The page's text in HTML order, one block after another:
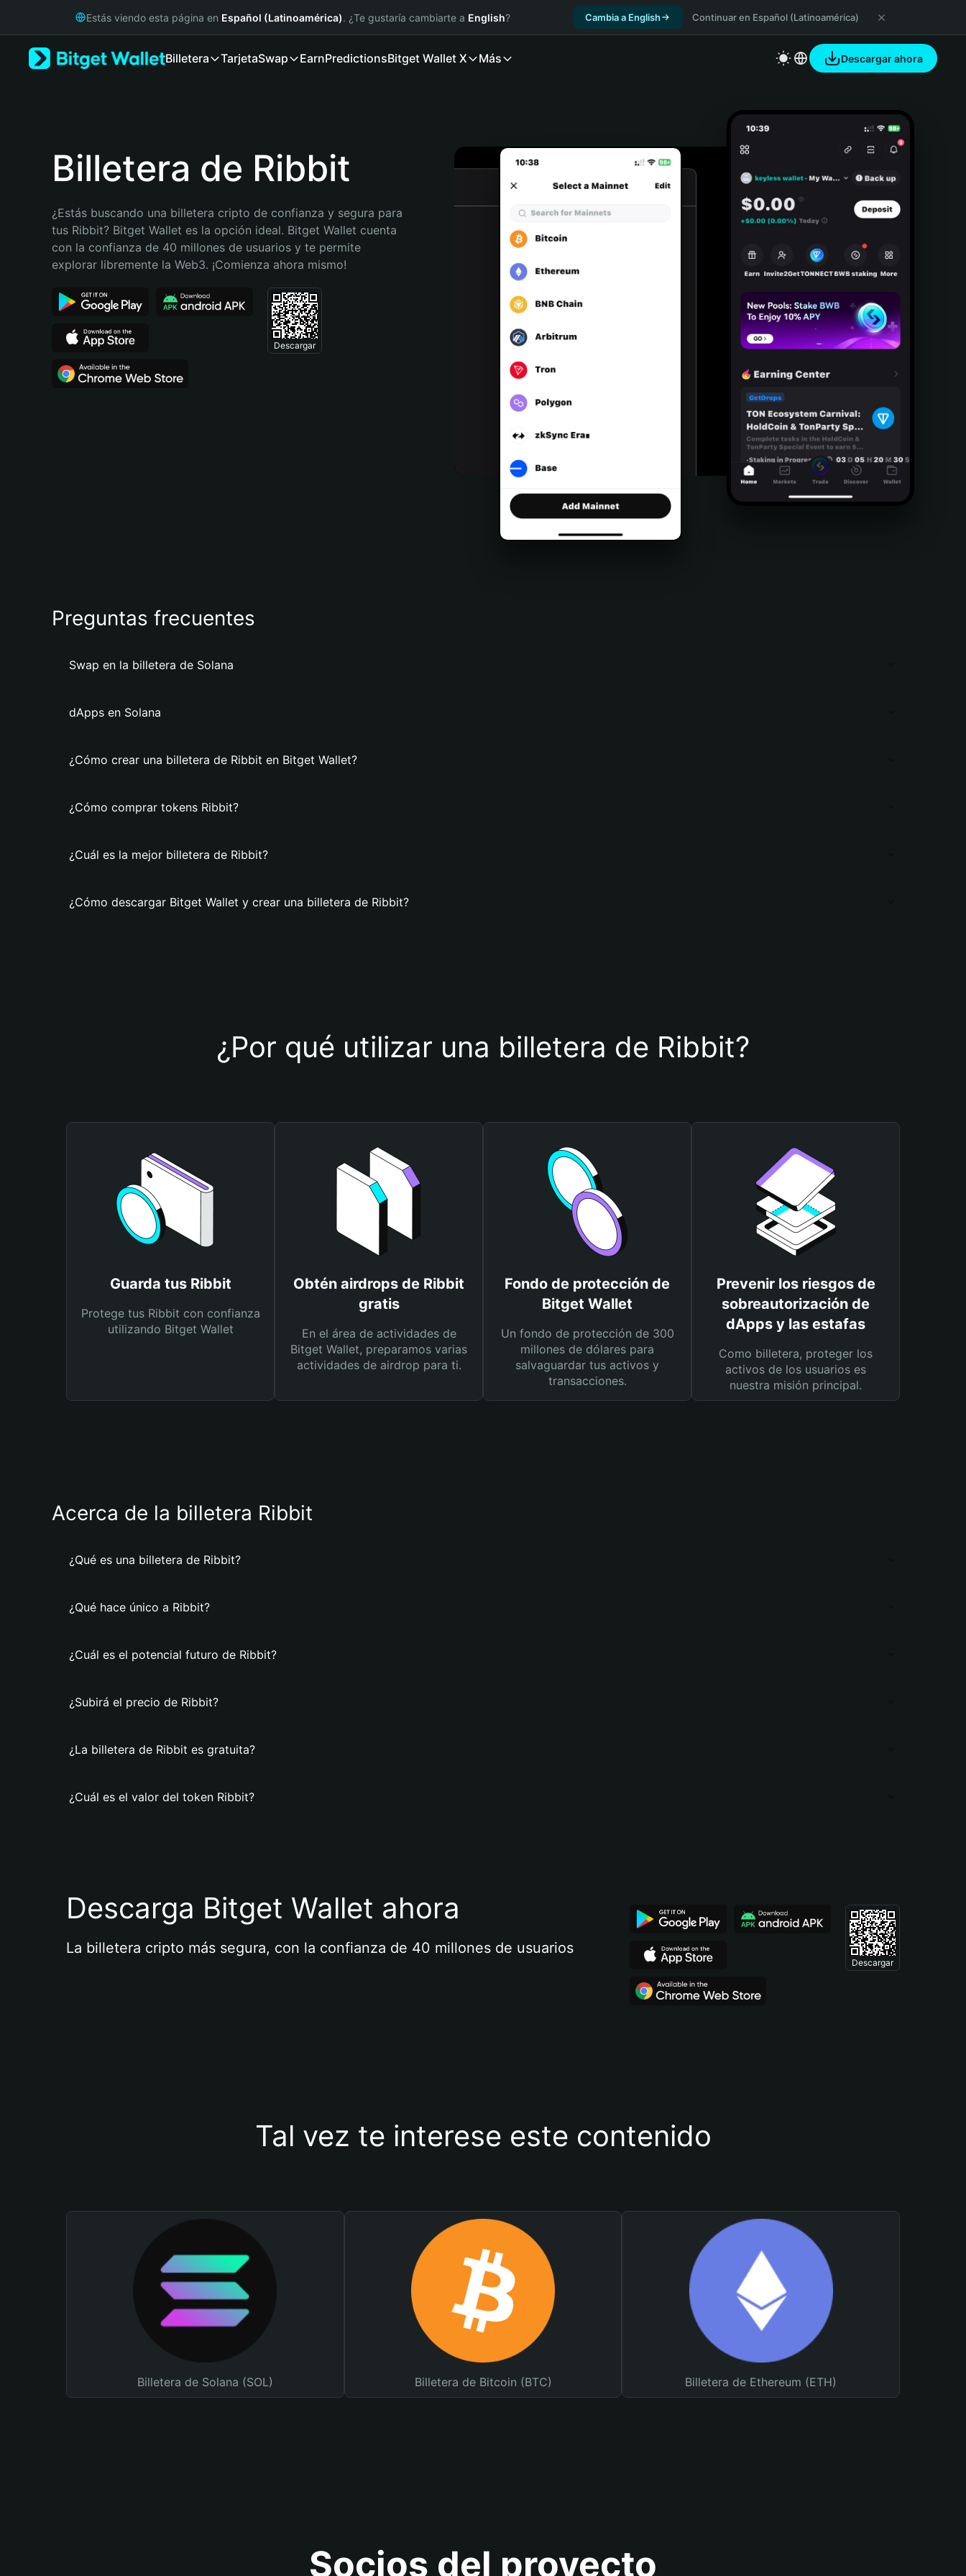
Русский
Bahasa Indonesia
Português (Brasil)
Estás viendo esta página en Español (Latinoamérica). ¿Te gustaría cambiarte a English? Cambia a English Continuar en Español (Latinoamérica)
Billetera TarjetaSwap EarnPredictionsBitget Wallet X Más Descargar ahora
Billetera de Ribbit
¿Estás buscando una billetera cripto de confianza y segura para
tus Ribbit? Bitget Wallet es la opción ideal. Bitget Wallet cuenta
con la confianza de 40 millones de usuarios y te permite
explorar libremente la Web3. ¡Comienza ahora mismo!
Descargar
Preguntas frecuentes
Swap en la billetera de Solana
dApps en Solana
¿Cómo crear una billetera de Ribbit en Bitget Wallet?
¿Cómo comprar tokens Ribbit?
¿Cuál es la mejor billetera de Ribbit?
¿Cómo descargar Bitget Wallet y crear una billetera de Ribbit?
¿Por qué utilizar una billetera de Ribbit?
Guarda tus Ribbit
Protege tus Ribbit con confianza
utilizando Bitget Wallet
Obtén airdrops de Ribbit
gratis
En el área de actividades de
Bitget Wallet, preparamos varias
actividades de airdrop para ti.
Fondo de protección de
Bitget Wallet
Un fondo de protección de 300
millones de dólares para
salvaguardar tus activos y
transacciones.
Prevenir los riesgos de
sobreautorización de
dApps y las estafas
Como billetera, proteger los
activos de los usuarios es
nuestra misión principal.
Acerca de la billetera Ribbit
¿Qué es una billetera de Ribbit?
¿Qué hace único a Ribbit?
¿Cuál es el potencial futuro de Ribbit?
¿Subirá el precio de Ribbit?
¿La billetera de Ribbit es gratuita?
¿Cuál es el valor del token Ribbit?
Descarga Bitget Wallet ahora
La billetera cripto más segura, con la confianza de 40 millones de usuarios
Descargar
Tal vez te interese este contenido
Billetera de Solana (SOL) Billetera de Bitcoin (BTC) Billetera de Ethereum (ETH)
Socios del proyecto